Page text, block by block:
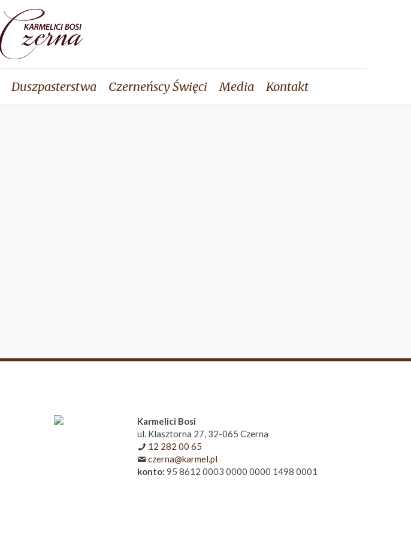
Duszpasterstwa Czerneńscy Święci Media Kontakt
Karmelici Bosi
ul. Klasztorna 27, 32-065 Czerna
12 282 00 65
czerna@karmel.pl
konto: 95 8612 0003 0000 0000 1498 0001